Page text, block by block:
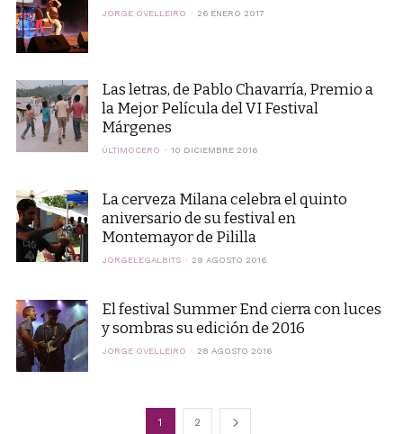
JORGE OVELLEIRO 26 ENERO 2017
Las letras, de Pablo Chavarría, Premio a
la Mejor Película del VI Festival
Márgenes
ÚLTIMOCERO 10 DICIEMBRE 2016
La cerveza Milana celebra el quinto
aniversario de su festival en
Montemayor de Pililla
JORGELEGALBITS 29 AGOSTO 2016
El festival Summer End cierra con luces
y sombras su edición de 2016
JORGE OVELLEIRO 28 AGOSTO 2016
1 2